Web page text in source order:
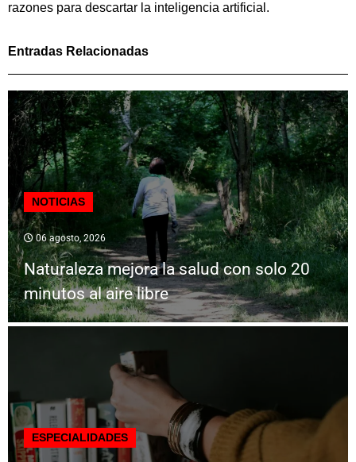
razones para descartar la inteligencia artificial.
Entradas Relacionadas
NOTICIAS
06 agosto, 2026
Naturaleza mejora la salud con solo 20
minutos al aire libre
ESPECIALIDADES